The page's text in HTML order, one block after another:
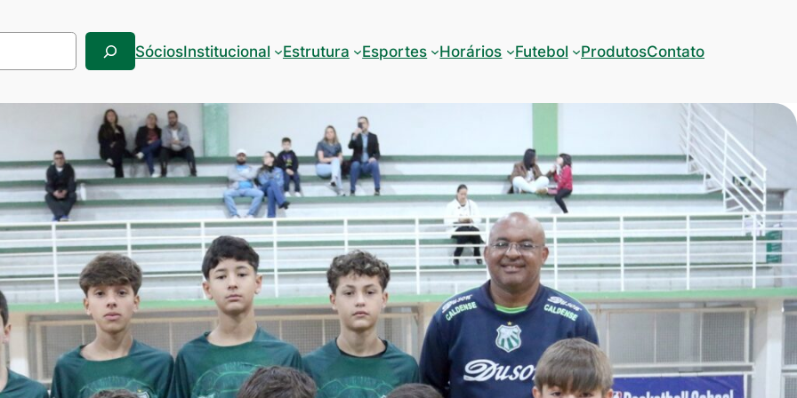
SóciosInstitucional Estrutura Esportes Horários Futebol ProdutosContato